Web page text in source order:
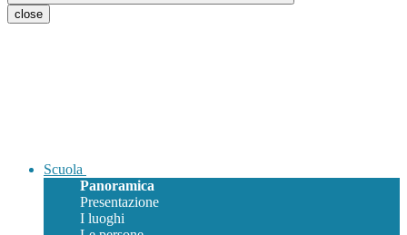
close
Scuola
Panoramica
Presentazione
I luoghi